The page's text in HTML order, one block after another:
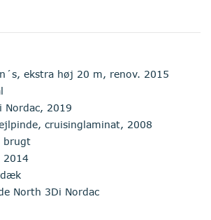
ekstra høj 20 m, renov. 2015
Nordac, 2019
cruisinglaminat, 2008
brugt
2014
North 3Di Nordac